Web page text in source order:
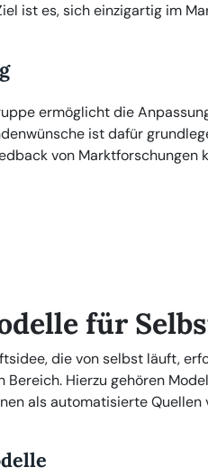
ist es, sich einzigartig im
ermöglicht die
ist dafür
von Marktforschungen
für
die von selbst läuft,
Hierzu gehören
als automatisierte Quellen